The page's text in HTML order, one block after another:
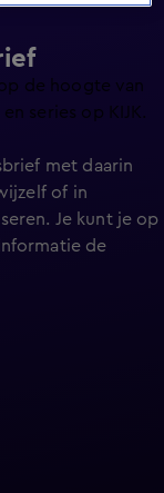
de hoogte van
series op KIJK.
met daarin
of in
Je kunt je op
de